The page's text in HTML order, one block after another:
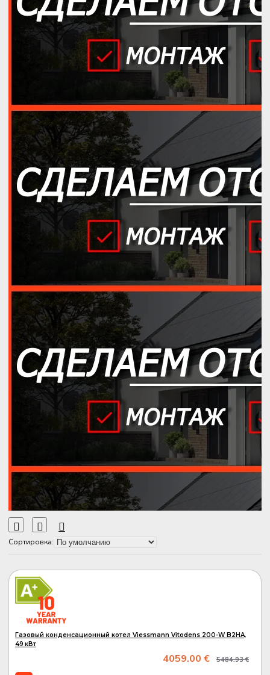
Сортировка:
A
A+
Газовый конденсационный котел Viessmann Vitodens 200-W B2HA,
49 кВт
4059.00 € 5484.93 €